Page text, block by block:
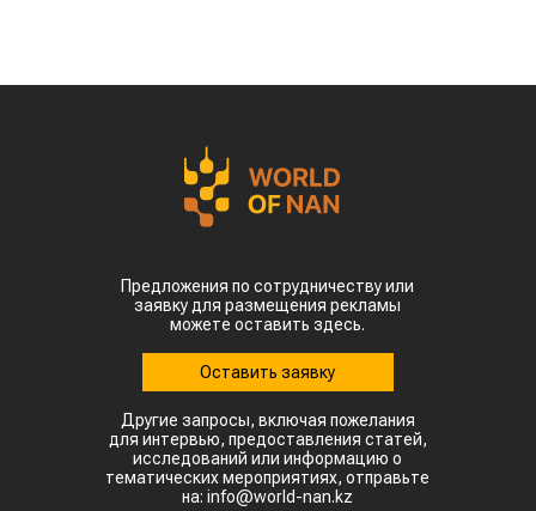
Предложения по сотрудничеству или
заявку для размещения рекламы
можете оставить здесь.
Оставить заявку
Другие запросы, включая пожелания
для интервью, предоставления статей,
исследований или информацию о
тематических мероприятиях, отправьте
на: info@world-nan.kz